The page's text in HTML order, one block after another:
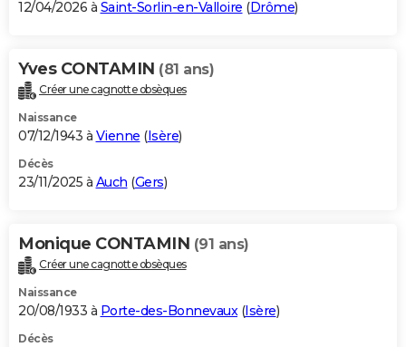
S'inscrire
Se connecter
Lycées
Collèges
Primaires
Universités
Entreprises
Service militaire
Avis de recherche
AVIS DE DÉCÈS
Bricolage
Lifestyle
Culture
Sport
Auto
Television
Voyage
Cinema
12/04/2026 à Saint-Sorlin-en-Valloire (Drôme)
Yves CONTAMIN (81 ans)
Créer une cagnotte obsèques
Naissance
07/12/1943 à Vienne (Isère)
Décès
23/11/2025 à Auch (Gers)
Monique CONTAMIN (91 ans)
Créer une cagnotte obsèques
Naissance
20/08/1933 à Porte-des-Bonnevaux (Isère)
Décès